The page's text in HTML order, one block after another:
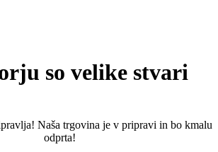
so velike stvari
Naša trgovina je v pripravi in ​​bo kmalu
odprta!